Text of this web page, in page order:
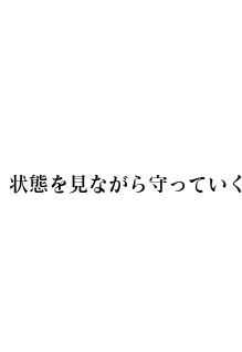
状態を見ながら守ってい